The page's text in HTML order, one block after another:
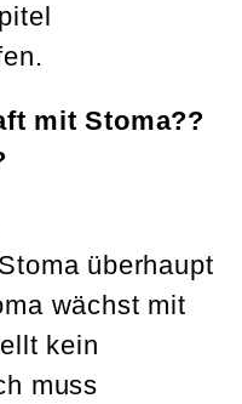
mit Stoma??
überhaupt
wächst mit
kein
muss